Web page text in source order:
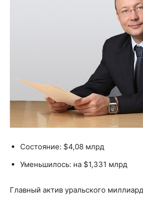
Состояние: $4,08 млрд
Уменьшилось: на $1,331 млрд
Главный актив уральского